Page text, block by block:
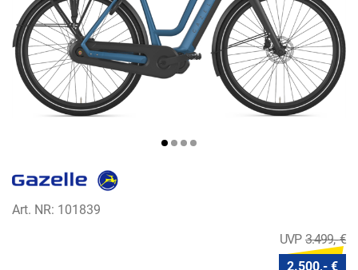
Art. NR: 101839
3.499,- €
2.500,- €